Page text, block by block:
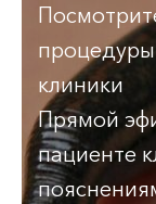
клиники
Прямой
пациенте